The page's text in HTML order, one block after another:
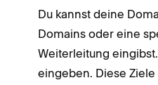
Du kannst deine
Domains oder eine
Weiterleitung
eingeben. Diese